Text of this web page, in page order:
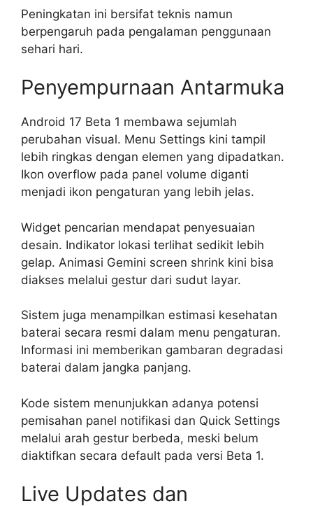
Peningkatan ini bersifat teknis namun
berpengaruh pada pengalaman penggunaan
sehari hari.
Penyempurnaan Antarmuka
Android 17 Beta 1 membawa sejumlah
perubahan visual. Menu Settings kini tampil
lebih ringkas dengan elemen yang dipadatkan.
Ikon overflow pada panel volume diganti
menjadi ikon pengaturan yang lebih jelas.
Widget pencarian mendapat penyesuaian
desain. Indikator lokasi terlihat sedikit lebih
gelap. Animasi Gemini screen shrink kini bisa
diakses melalui gestur dari sudut layar.
Sistem juga menampilkan estimasi kesehatan
baterai secara resmi dalam menu pengaturan.
Informasi ini memberikan gambaran degradasi
baterai dalam jangka panjang.
Kode sistem menunjukkan adanya potensi
pemisahan panel notifikasi dan Quick Settings
melalui arah gestur berbeda, meski belum
diaktifkan secara default pada versi Beta 1.
Live Updates dan